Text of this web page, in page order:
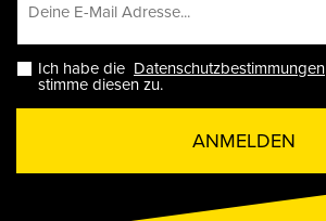
Ich habe die Datenschutzbestimmungen
stimme diesen zu.
ANMELDEN